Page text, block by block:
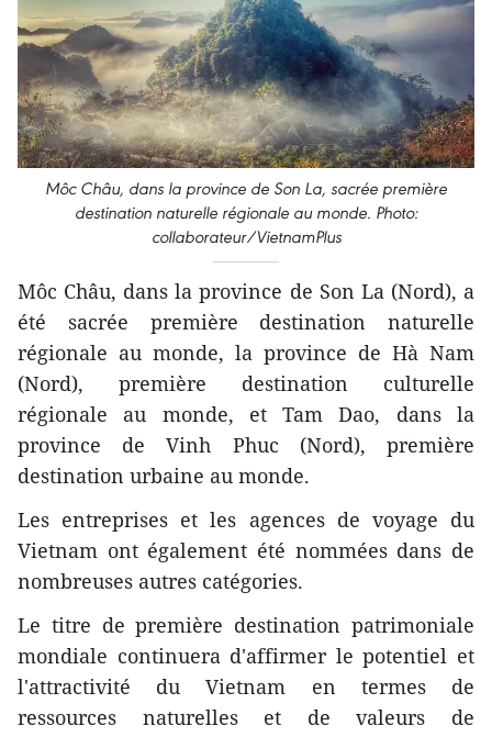
Môc Châu, dans la province de Son La, sacrée première
destination naturelle régionale au monde. Photo:
collaborateur/VietnamPlus
Môc Châu, dans la province de Son La (Nord), a
été sacrée première destination naturelle
régionale au monde, la province de Hà Nam
(Nord), première destination culturelle
régionale au monde, et Tam Dao, dans la
province de Vinh Phuc (Nord), première
destination urbaine au monde.
Les entreprises et les agences de voyage du
Vietnam ont également été nommées dans de
nombreuses autres catégories.
Le titre de première destination patrimoniale
mondiale continuera d'affirmer le potentiel et
l'attractivité du Vietnam en termes de
ressources naturelles et de valeurs de